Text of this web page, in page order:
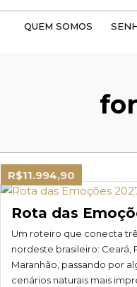
QUEM SOMOS
R$11.994,90
Rota das
Um roteiro que conecta
nordeste brasileiro: Ceará,
Maranhão, passando por
cenários naturais mais